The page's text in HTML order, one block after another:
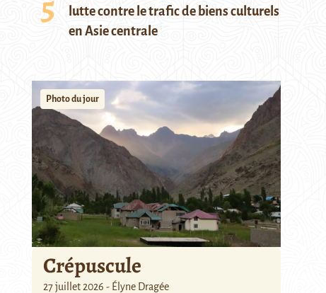
lutte contre le trafic de biens culturels
en Asie centrale
Photo du jour
Crépuscule
27 juillet 2026 - Élyne Dragée